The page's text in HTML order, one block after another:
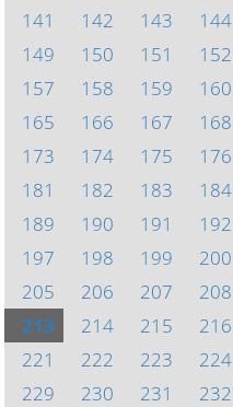
141
142 143 144
149
150 151 152
157
158 159 160
165
166 167 168
173
174 175 176
181
182 183 184
189
190 191 192
197
198 199 200
205
206 207 208
213
214 215 216
221
222 223 224
229
230 231 232